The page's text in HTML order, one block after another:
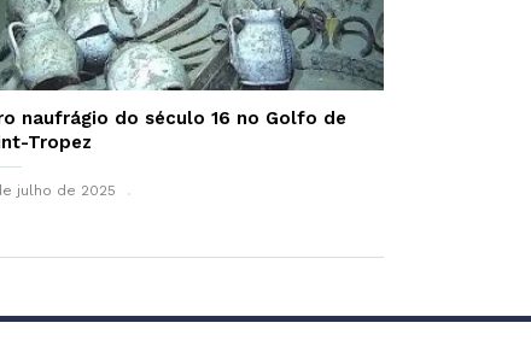
naufrágio do século 16 no Golfo de
Tropez
julho de 2025